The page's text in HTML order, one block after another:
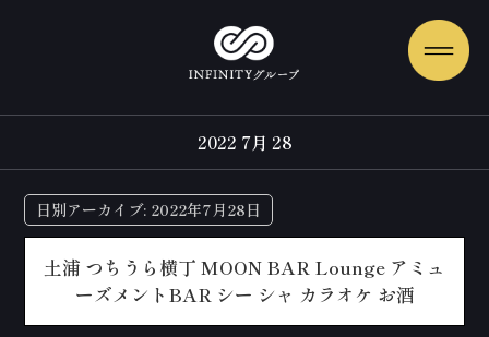
2022 7月 28
日別アーカイブ: 2022年7月28日
土浦 つちうら横丁 MOON BAR Lounge アミュ
ーズメントBAR シー シャ カラオケ お酒